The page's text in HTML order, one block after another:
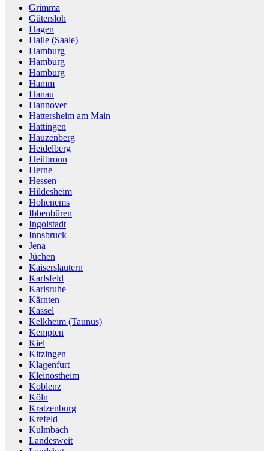
Grimma
Gütersloh
Hagen
Halle (Saale)
Hamburg
Hamburg
Hamburg
Hamm
Hanau
Hannover
Hattersheim am Main
Hattingen
Hauzenberg
Heidelberg
Heilbronn
Herne
Hessen
Hildesheim
Hohenems
Ibbenbüren
Ingolstadt
Innsbruck
Jena
Jüchen
Kaiserslautern
Karlsfeld
Karlsruhe
Kärnten
Kassel
Kelkheim (Taunus)
Kempten
Kiel
Kitzingen
Klagenfurt
Kleinostheim
Koblenz
Köln
Kratzenburg
Krefeld
Kulmbach
Landesweit